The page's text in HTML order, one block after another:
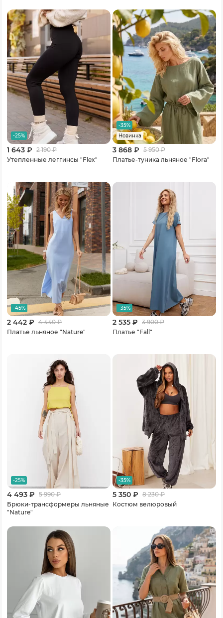
-25%
1 643 ₽ 2 190₽
Утепленные леггинсы "Flex"
-35%
Новинка
3 868 ₽ 5 950₽
Платье-туника льняное "Flora"
-45%
2 442 ₽ 4 440₽
Платье льняное "Nature"
-35%
2 535 ₽ 3 900₽
Платье "Fall"
-25%
4 493 ₽ 5 990₽
Брюки-трансформеры льняные
"Nature"
-35%
5 350 ₽ 8 230₽
Костюм велюровый